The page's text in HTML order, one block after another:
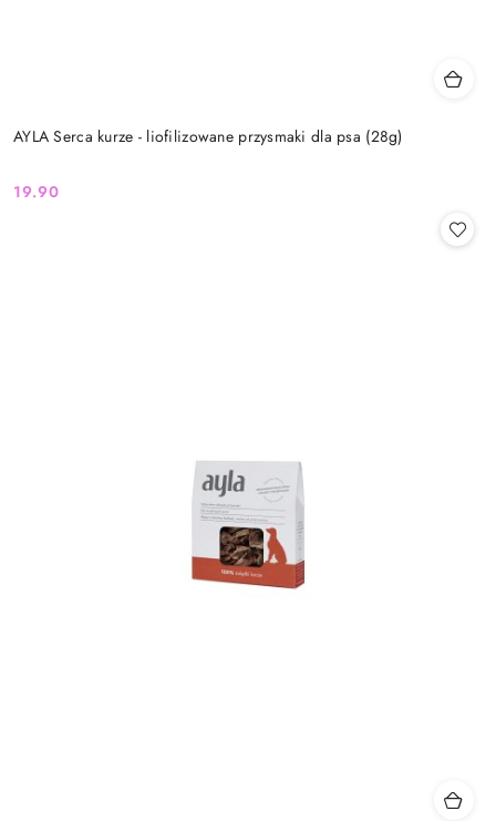
AYLA Serca kurze - liofilizowane przysmaki dla psa (28g)
Cena:
19.90